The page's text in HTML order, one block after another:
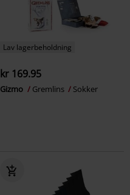
Lav lagerbeholdning
kr 169.95
Gizmo Gremlins Sokker